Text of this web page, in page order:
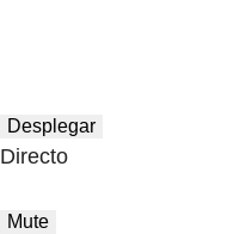
Desplegar
Directo
Mute